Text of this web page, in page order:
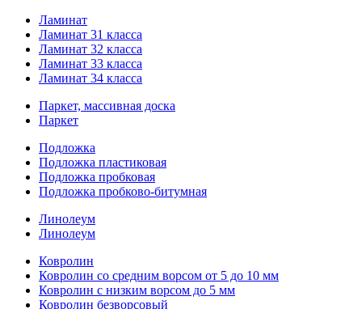
Ламинат
Ламинат 31 класса
Ламинат 32 класса
Ламинат 33 класса
Ламинат 34 класса
Паркет, массивная доска
Паркет
Подложка
Подложка пластиковая
Подложка пробковая
Подложка пробково-битумная
Линолеум
Линолеум
Ковролин
Ковролин со средним ворсом от 5 до 10 мм
Ковролин с низким ворсом до 5 мм
Ковролин безворсовый